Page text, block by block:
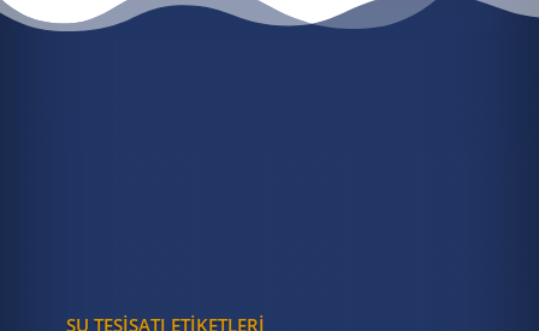
HEMEN 7/24 ACIL SU TESISATÇISI
ÇAĞIR
SU TESISATI ETIKETLERI